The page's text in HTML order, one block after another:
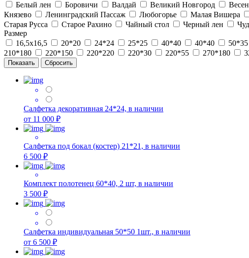
Белый лен
Боровичи Валдай Великий Новгород
Князево
Ленинградский Пассаж Любогорье Малая Вишера
Старая Русса
Старое Рахино Чайный стол Черный лен
Размер
16,5х16,5
20*20 24*24 25*25 40*40 40*40 50*35
210*180
220*150 220*220 220*30 220*55 270*180
Салфетка декоративная 24*24, в наличии
от 11 000 ₽
Салфетка под бокал (костер) 21*21, в наличии
6 500 ₽
Комплект полотенец 60*40, 2 шт, в наличии
3 500 ₽
Салфетка индивидуальная 50*50 1шт., в наличии
от 6 500 ₽